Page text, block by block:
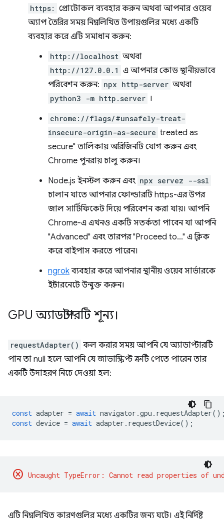
https: প্রোটোকল ব্যবহার করুন অথবা আপনার ওয়েব
অ্যাপ তৈরির সময় নিম্নলিখিত উপায়গুলির মধ্যে একটি
ব্যবহার করে এটি সমাধান করুন:
http://localhost অথবা
http://127.0.0.1 এ আপনার কোড স্থানীয়ভাবে
পরিবেশন করুন: npx http-server অথবা
python3 -m http.server ।
chrome://flags/#unsafely-treat-
insecure-origin-as-secure treated as
secure" তালিকায় অরিজিনটি যোগ করুন এবং
Chrome পুনরায় চালু করুন।
Node.js ইনস্টল করুন এবং npx servez --ssl
চালান যাতে আপনার ফোল্ডারটি https-এর উপর
জাল সার্টিফিকেট দিয়ে পরিবেশন করা যায়। আপনি
Chrome-এ এখনও একটি সতর্কতা পাবেন যা আপনি
"Advanced" এবং তারপর "Proceed to..." এ ক্লিক
করে বাইপাস করতে পারেন।
ngrokব্যবহার করে আপনার স্থানীয় ওয়েব সার্ভারকে
ইন্টারনেটে উন্মুক্ত করুন।
GPU অ্যাডাপ্টারটি শূন্য।
requestAdapter() কল করার সময় আপনি যে অ্যাডাপ্টারটি
পান তা null হলে আপনি যে জাভাস্ক্রিপ্ট ত্রুটি পেতে পারেন তার
একটি উদাহরণ নিচে দেওয়া হল:
const adapter = await navigator .gpu . requestAdapter
const device = await adapter . requestDevice();
cancel
এটি নিম্নলিখিত কারণগুলির মধ্যে একটির জন্য ঘটে। এই নির্দিষ্ট